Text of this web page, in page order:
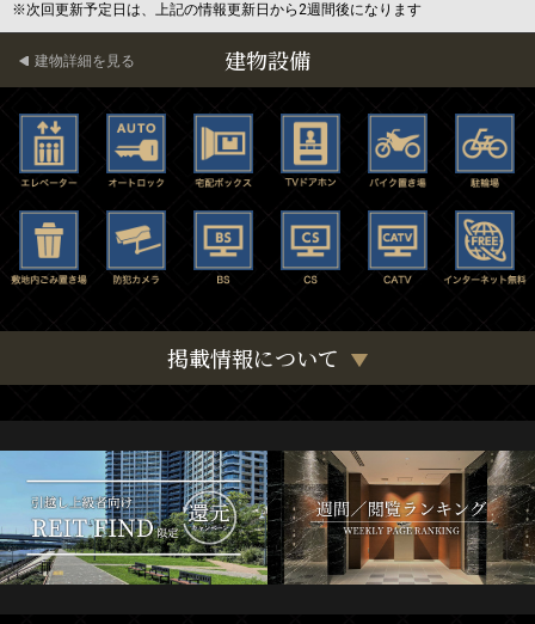
※次回更新予定日は、上記の情報更新日から2週間後になります
建物設備
建物詳細を見る
掲載情報について